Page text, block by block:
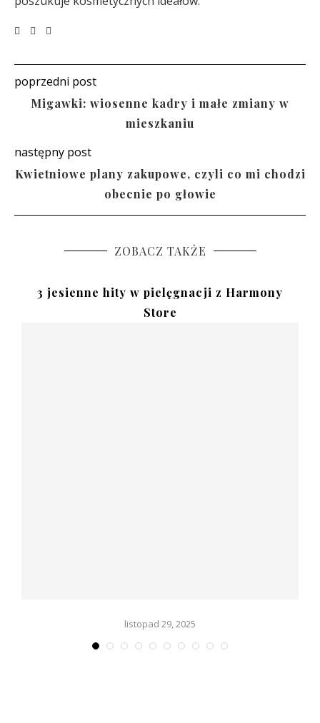
poprzedni post
Migawki: wiosenne kadry i małe zmiany w
mieszkaniu
następny post
Kwietniowe plany zakupowe, czyli co mi chodzi
obecnie po głowie
ZOBACZ TAKŻE
3 jesienne hity w pielęgnacji z Harmony
Store
listopad 29, 2025